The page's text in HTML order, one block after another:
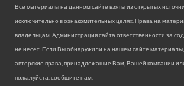
Все материалы на данном сайте взяты из открытых
исключительно в ознакомительных целях. Права на
владельцам. Администрация сайта ответственности за
не несет. Если Вы обнаружили на нашем сайте
авторские права, принадлежащие Вам, Вашей компании
пожалуйста, сообщите нам.